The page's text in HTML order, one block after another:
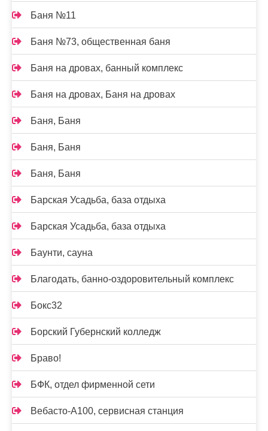
Баня №11
Баня №73, общественная баня
Баня на дровах, банный комплекс
Баня на дровах, Баня на дровах
Баня, Баня
Баня, Баня
Баня, Баня
Барская Усадьба, база отдыха
Барская Усадьба, база отдыха
Баунти, сауна
Благодать, банно-оздоровительный комплекс
Бокс32
Борский Губернский колледж
Браво!
БФК, отдел фирменной сети
Вебасто-А100, сервисная станция